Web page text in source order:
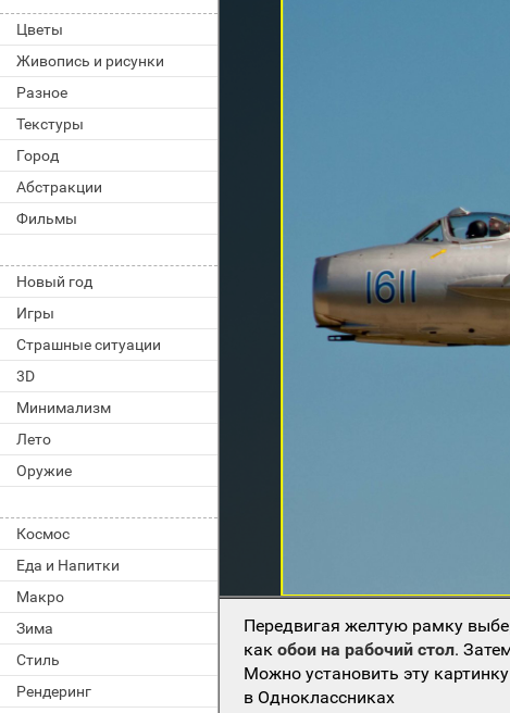
Цветы
Живопись и рисунки
Разное
Текстуры
Город
Абстракции
Фильмы
Новый год
Игры
Страшные ситуации
3D
Минимализм
Лето
Оружие
Космос
Еда и Напитки
Макро
Зима
Стиль
Рендеринг
Передвигая желтую рамку
какобои на рабочий стол.
Можно установить эту
в Одноклассниках